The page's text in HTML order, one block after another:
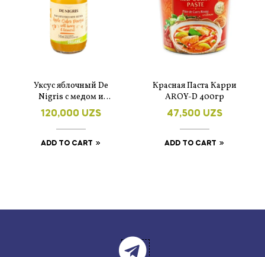
Уксус яблочный De
Nigris с медом и
куркумой
нефильтрованный
500 мл
120,000 UZS
ADD TO CART
Красная Паста Карри
AROY-D 400гр
47,500 UZS
ADD TO CART